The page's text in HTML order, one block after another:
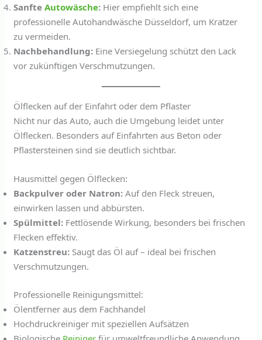
SanfteAutowäsche: Hier empfiehlt sich eine
professionelle Autohandwäsche Düsseldorf, um Kratzer
zu vermeiden.
Nachbehandlung: Eine Versiegelung schützt den Lack
vor zukünftigen Verschmutzungen.
Ölflecken auf der Einfahrt oder dem Pflaster
Nicht nur das Auto, auch die Umgebung leidet unter
Ölflecken. Besonders auf Einfahrten aus Beton oder
Pflastersteinen sind sie deutlich sichtbar.
Hausmittel gegen Ölflecken:
Backpulver oder Natron: Auf den Fleck streuen,
einwirken lassen und abbürsten.
Spülmittel: Fettlösende Wirkung, besonders bei frischen
Flecken effektiv.
Katzenstreu: Saugt das Öl auf – ideal bei frischen
Verschmutzungen.
Professionelle Reinigungsmittel:
Ölentferner aus dem Fachhandel
Hochdruckreiniger mit speziellen Aufsätzen